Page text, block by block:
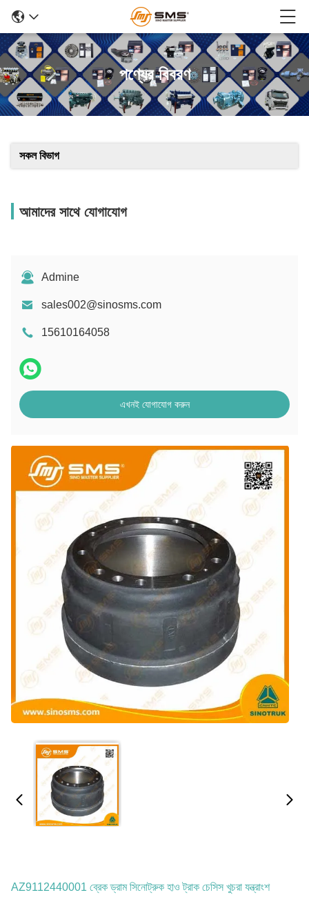
পণ্যের বিবরণ
সকল বিভাগ
আমাদের সাথে যোগাযোগ
Admine
sales002@sinosms.com
15610164058
এখনই যোগাযোগ করুন
AZ9112440001 ব্রেক ড্রাম সিনোট্রুক হাও ট্রাক চেসিস খুচরা যন্ত্রাংশ